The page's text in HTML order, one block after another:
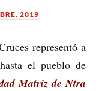
2019
representó a
el pueblo de
Matriz de Ntra